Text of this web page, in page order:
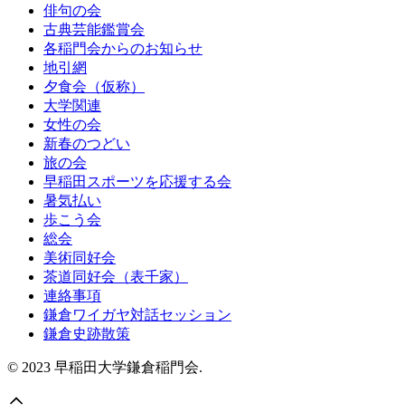
俳句の会
古典芸能鑑賞会
各稲門会からのお知らせ
地引網
夕食会（仮称）
大学関連
女性の会
新春のつどい
旅の会
早稲田スポーツを応援する会
暑気払い
歩こう会
総会
美術同好会
茶道同好会（表千家）
連絡事項
鎌倉ワイガヤ対話セッション
鎌倉史跡散策
© 2023 早稲田大学鎌倉稲門会.